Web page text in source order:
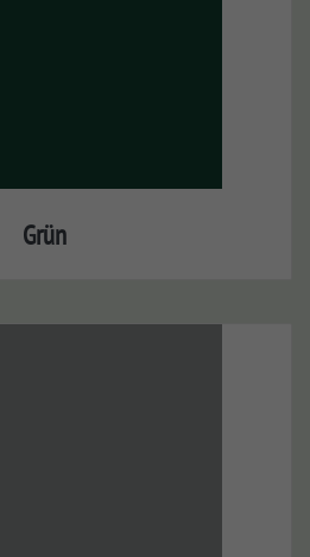
Grün